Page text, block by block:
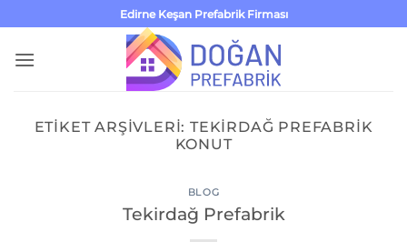
atla
Edirne Keşan Prefabrik Firması
ETIKET ARŞIVLERI: TEKIRDAĞ PREFABRIK
KONUT
BLOG
Tekirdağ Prefabrik